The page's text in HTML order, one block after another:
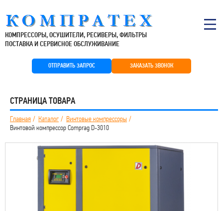
КОМПРЕССОРЫ, ОСУШИТЕЛИ, РЕСИВЕРЫ, ФИЛЬТРЫ
ПОСТАВКА И СЕРВИСНОЕ ОБСЛУЖИВАНИЕ
ОТПРАВИТЬ ЗАПРОС ЗАКАЗАТЬ ЗВОНОК
СТРАНИЦА ТОВАРА
Главная Каталог
Винтовые компрессоры
Винтовой компрессор Comprag D-3010